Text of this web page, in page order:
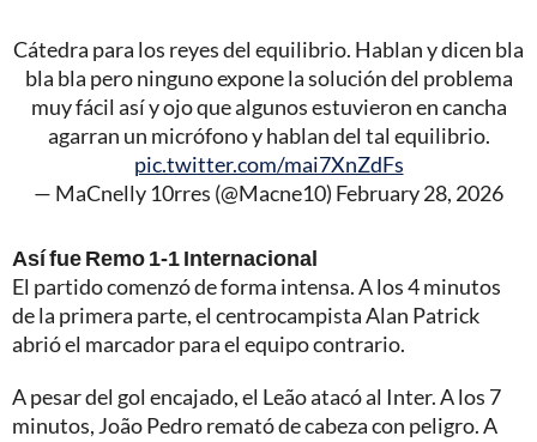
Cátedra para los reyes del equilibrio. Hablan y dicen bla
bla bla pero ninguno expone la solución del problema
muy fácil así y ojo que algunos estuvieron en cancha
agarran un micrófono y hablan del tal equilibrio.
pic.twitter.com/mai7XnZdFs
— MaCnelly 10rres (@Macne10) February 28, 2026
Así fue Remo 1-1 Internacional
El partido comenzó de forma intensa. A los 4 minutos
de la primera parte, el centrocampista Alan Patrick
abrió el marcador para el equipo contrario.
A pesar del gol encajado, el Leão atacó al Inter. A los 7
minutos, João Pedro remató de cabeza con peligro. A